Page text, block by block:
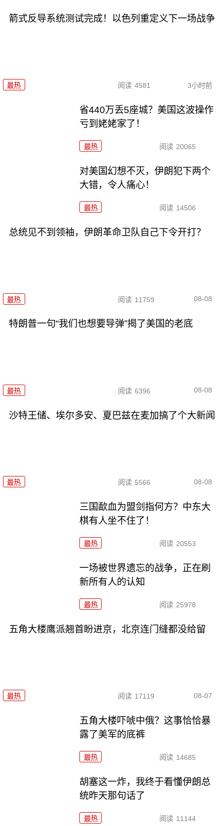
箭式反导系统测试完成！以色列重定义下一场战争
最热 阅读 4581 3小时前
省440万丢5座城？美国这波操作
亏到姥姥家了！
最热 阅读 20065
对美国幻想不灭，伊朗犯下两个
大错，令人痛心！
最热 阅读 14506
总统见不到领袖，伊朗革命卫队自己下令开打？
最热 阅读 11759 08-08
特朗普一句“我们也想要导弹”揭了美国的老底
最热 阅读 6396 08-08
沙特王储、埃尔多安、夏巴兹在麦加搞了个大新闻
最热 阅读 5566 08-08
三国歃血为盟剑指何方？中东大
棋有人坐不住了！
最热 阅读 20553
一场被世界遗忘的战争，正在刷
新所有人的认知
最热 阅读 25978
五角大楼鹰派翘首盼进京，北京连门缝都没给留
最热 阅读 17119 08-07
五角大楼吓唬中俄？这事恰恰暴
露了美军的底裤
最热 阅读 14685
胡塞这一炸，我终于看懂伊朗总
统昨天那句话了
最热 阅读 11144